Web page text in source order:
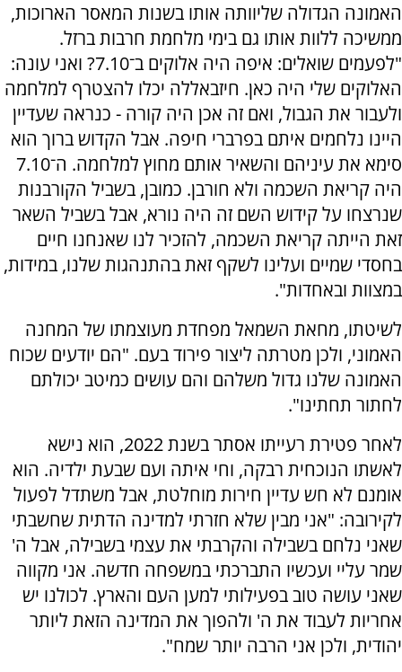
האמונה הגדולה שליוותה אותו בשנות המאסר הארוכות,
ממשיכה ללוות אותו גם בימי מלחמת חרבות ברזל.
"לפעמים שואלים: איפה היה אלוקים ב־7.10? ואני עונה:
האלוקים שלי היה כאן. חיזבאללה יכלו להצטרף למלחמה
ולעבור את הגבול, ואם זה אכן היה קורה - כנראה שעדיין
היינו נלחמים איתם בפרברי חיפה. אבל הקדוש ברוך הוא
סימא את עיניהם והשאיר אותם מחוץ למלחמה. ה־7.10
היה קריאת השכמה ולא חורבן. כמובן, בשביל הקורבנות
שנרצחו על קידוש השם זה היה נורא, אבל בשביל השאר
זאת הייתה קריאת השכמה, להזכיר לנו שאנחנו חיים
בחסדי שמיים ועלינו לשקף זאת בהתנהגות שלנו, במידות,
במצוות ובאחדות".
לשיטתו, מחאת השמאל מפחדת מעוצמתו של המחנה
האמוני, ולכן מטרתה ליצור פירוד בעם. "הם יודעים שכוח
האמונה שלנו גדול משלהם והם עושים כמיטב יכולתם
לחתור תחתינו".
לאחר פטירת רעייתו אסתר בשנת 2022, הוא נישא
לאשתו הנוכחית רבקה, וחי איתה ועם שבעת ילדיה. הוא
אומנם לא חש עדיין חירות מוחלטת, אבל משתדל לפעול
לקירובה: "אני מבין שלא חזרתי למדינה הדתית שחשבתי
שאני נלחם בשבילה והקרבתי את עצמי בשבילה, אבל ה'
שמר עליי ועכשיו התברכתי במשפחה חדשה. אני מקווה
שאני עושה טוב בפעילותי למען העם והארץ. לכולנו יש
אחריות לעבוד את ה' ולהפוך את המדינה הזאת ליותר
יהודית, ולכן אני הרבה יותר שמח".